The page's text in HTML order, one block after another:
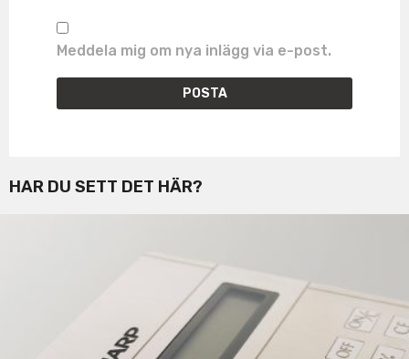
Meddela mig om nya inlägg via e-post.
HAR DU SETT DET HÄR?